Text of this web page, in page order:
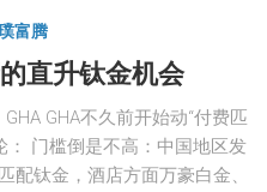
富腾
直升钛金机会
GHA不久前开始动“付费匹
： 门槛倒是不高：中国地区发
配钛金，酒店方面万豪白金、